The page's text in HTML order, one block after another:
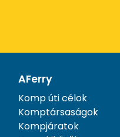
AFerry
Komp úti célok
Komptársaságok
Kompjáratok